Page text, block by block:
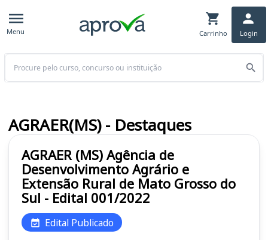
Menu Carrinho Login
Buscar
AGRAER (MS) Agência de
Desenvolvimento Agrário e
Extensão Rural de Mato Grosso do
Sul - Edital 001/2022
Edital Publicado
AGRAER(MS) - Destaques